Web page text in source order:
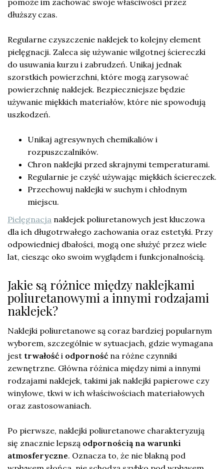
dłuższy czas.
Regularne czyszczenie naklejek to kolejny element
pielęgnacji. Zaleca się używanie wilgotnej ściereczki
do usuwania kurzu i zabrudzeń. Unikaj jednak
szorstkich powierzchni, które mogą zarysować
powierzchnię naklejek. Bezpieczniejsze będzie
używanie miękkich materiałów, które nie spowodują
uszkodzeń.
Unikaj agresywnych chemikaliów i
rozpuszczalników.
Chron naklejki przed skrajnymi temperaturami.
Regularnie je czyść używając miękkich ściereczek.
Przechowuj naklejki w suchym i chłodnym
miejscu.
Pielęgnacja naklejek poliuretanowych jest kluczowa
dla ich długotrwałego zachowania oraz estetyki. Przy
odpowiedniej dbałości, mogą one służyć przez wiele
lat, ciesząc oko swoim wyglądem i funkcjonalnością.
Jakie są różnice między naklejkami
poliuretanowymi a innymi rodzajami
naklejek?
Naklejki poliuretanowe są coraz bardziej popularnym
wyborem, szczególnie w sytuacjach, gdzie wymagana
jest trwałość i odporność na różne czynniki
zewnętrzne. Główna różnica między nimi a innymi
rodzajami naklejek, takimi jak naklejki papierowe czy
winylowe, tkwi w ich właściwościach materiałowych
oraz zastosowaniach.
Po pierwsze, naklejki poliuretanowe charakteryzują
się znacznie lepszą odpornością na warunki
atmosferyczne. Oznacza to, że nie blakną pod